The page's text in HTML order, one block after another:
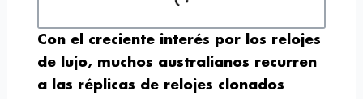
Con el creciente interés por los relojes
de lujo, muchos australianos recurren
a las réplicas de relojes clonados